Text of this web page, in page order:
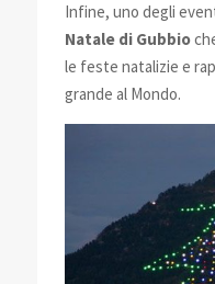
Infine, uno degli
Natale di Gubbio
le feste natalizie e
grande al Mondo.